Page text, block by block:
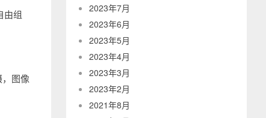
由组
图像
2023年7月
2023年6月
2023年5月
2023年4月
2023年3月
2023年2月
2021年8月